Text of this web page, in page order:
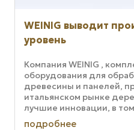
WEINIG выводит
уровень
Компания WEINIG ,
оборудования для
древесины и панелей,
итальянском рынке
лучшие инновации, в
Vario и OptiCut S 50+.
подробнее